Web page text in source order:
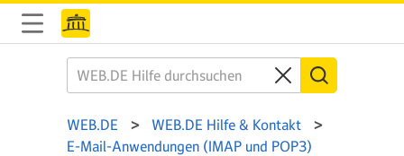
WEB.DE
WEB.DE Hilfe & Kontakt
E-Mail-Anwendungen (IMAP und POP3)